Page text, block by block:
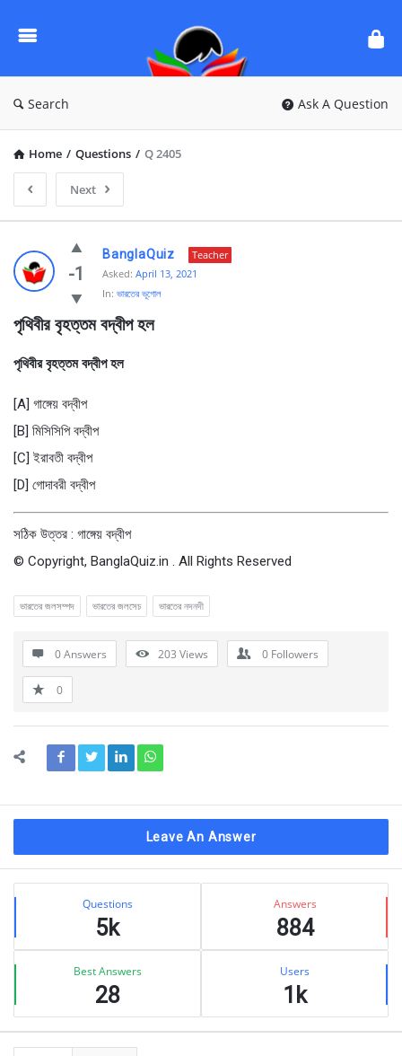
Questions
Search Ask A Question
Home / Questions / Q 2405
Next
Ask
Questions
BanglaQuiz
Latest
-1
BanglaQuiz
Teacher
Asked: April 13, 2021
In: ভারতের ভূগোল
পৃথিবীর বৃহত্তম বদ্বীপ হল
পৃথিবীর বৃহত্তম বদ্বীপ হল
[A] গাঙ্গেয় বদ্বীপ
[B] মিসিসিপি বদ্বীপ
[C] ইরাবতী বদ্বীপ
[D] গােদাবরী বদ্বীপ
সঠিক উত্তর : গাঙ্গেয় বদ্বীপ
© Copyright, BanglaQuiz.in . All Rights Reserved
ভারতের জলসম্পদ ভারতের জলসেচ ভারতের নদনদী
0 Answers 203 Views 0 Followers
0
Leave An Answer
Sidebar
Stats Questions
5k
Answers
884
Best Answers
28
Users
1k